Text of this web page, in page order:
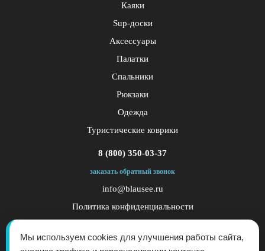
Каяки
Sup-доски
Аксессуары
Палатки
Спальники
Рюкзаки
Одежда
Туристические коврики
8 (800) 350-03-37
заказать обратный звонок
info@blausee.ru
Политика конфиденциальности
Мы используем cookies для улучшения работы сайта,